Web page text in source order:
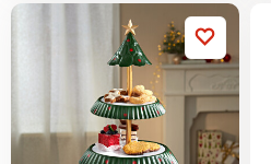
alebo sviatok. Vďaka
značkovým vidličkám si
vychutnáte výborný
zákusok alebo kúsok
torty. Možno umývať v
umývačke.